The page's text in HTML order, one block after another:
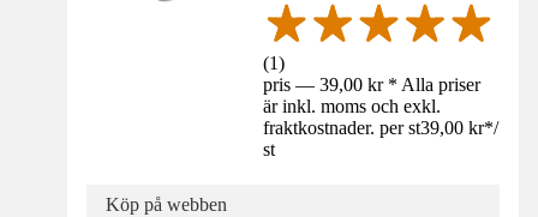
(1)
pris — 39,00 kr * Alla priser
är inkl. moms och exkl.
fraktkostnader. per st39,00 kr*/
st
Köp på webben